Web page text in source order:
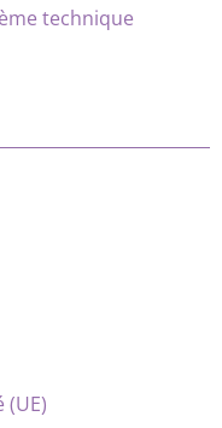
technique